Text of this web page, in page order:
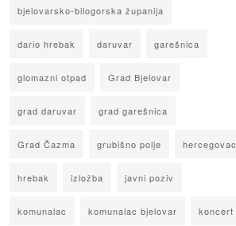
bjelovarsko-bilogorska županija
dario hrebak daruvar garešnica
glomazni otpad Grad Bjelovar
grad daruvar grad garešnica
Grad Čazma grubišno polje hercegovac
hrebak izložba javni poziv
komunalac komunalac bjelovar koncert